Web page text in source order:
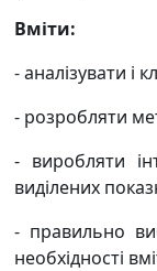
Вміти:
- аналізувати і
- розробляти
- виробляти
виділених
- правильно
необхідності